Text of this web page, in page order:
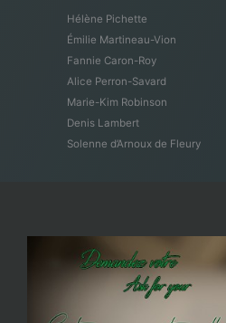
Hélène Pichette
Émilie Martineau-Vion
Fannie Caron-Roy
Alice Perron-Savard
Marie-Kim Robinson
Denis Lambert
Solenne d’Arnoux de Fleury